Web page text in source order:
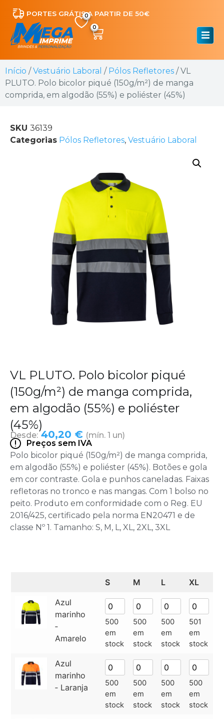
PORTES GRÁTIS A PARTIR DE 50€
0
Início /Vestuário Laboral / Pólos Refletores / VL
PLUTO. Polo bicolor piqué (150g/m²) de manga
comprida, em algodão (55%) e poliéster (45%)
SKU 36139
Categorias Pólos Refletores, Vestuário Laboral
VL PLUTO. Polo bicolor piqué
(150g/m²) de manga comprida,
em algodão (55%) e poliéster
(45%)
Desde: 40,20 € (mín. 1 un)
Preços sem IVA
Polo bicolor piqué (150g/m²) de manga comprida,
em algodão (55%) e poliéster (45%). Botões e gola
em cor contraste. Gola e punhos caneladas. Faixas
refletoras no tronco e nas mangas. Com 1 bolso no
peito. Produto em conformidade com o Reg. EU
2016/425, certificado pela norma EN20471 e de
classe Nº 1. Tamanho: S, M, L, XL, 2XL, 3XL
S M L XL
Azul
marinho
‑
Amarelo
500
em
stock
500
em
stock
500
em
stock
501
em
stock
Azul
marinho
‑ Laranja
500
em
stock
500
em
stock
500
em
stock
500
em
stock